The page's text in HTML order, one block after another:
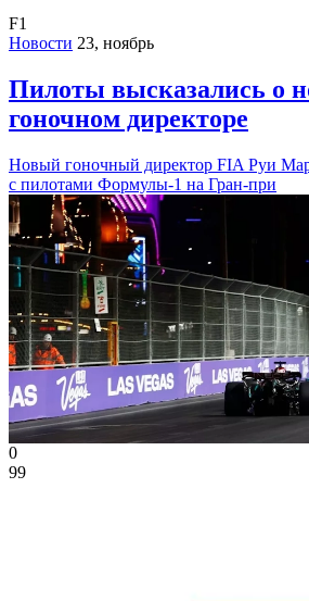
F1
Новости 23, ноябрь
Пилоты высказались о
гоночном директоре
Новый гоночный директор FIA Руи
с пилотами Формулы-1 на Гран-при
0
99